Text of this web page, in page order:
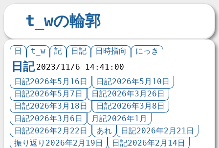
t_wの輪郭
日 t_w 記 日記 日時指向 にっき
日記 2023/11/6 14:41:00
日記2026年5月16日
日記2026年5月10日
日記2026年5月7日
日記2026年3月26日
日記2026年3月18日
日記2026年3月8日
日記2026年3月6日
月記2026年1月
日記2026年2月22日
あれ
日記2026年2月21日
振り返り2026年2月19日
日記2026年2月14日